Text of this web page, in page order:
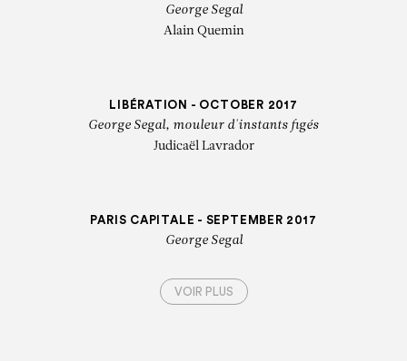
George Segal
Alain Quemin
LIBÉRATION - OCTOBER 2017
George Segal, mouleur d'instants figés
Judicaël Lavrador
PARIS CAPITALE - SEPTEMBER 2017
George Segal
VOIR PLUS